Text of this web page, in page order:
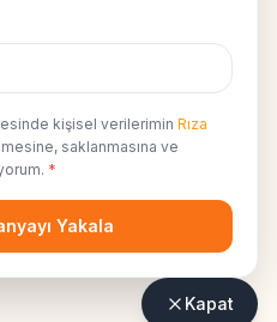
kişisel verilerimin Rıza
saklanmasına ve
*
Yakala
Kapat